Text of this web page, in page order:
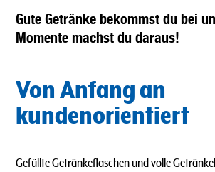
Gute Getränke bekommst du bei
Momente machst du daraus!
Von Anfang an
kundenorientiert
Gefüllte Getränkeflaschen und volle